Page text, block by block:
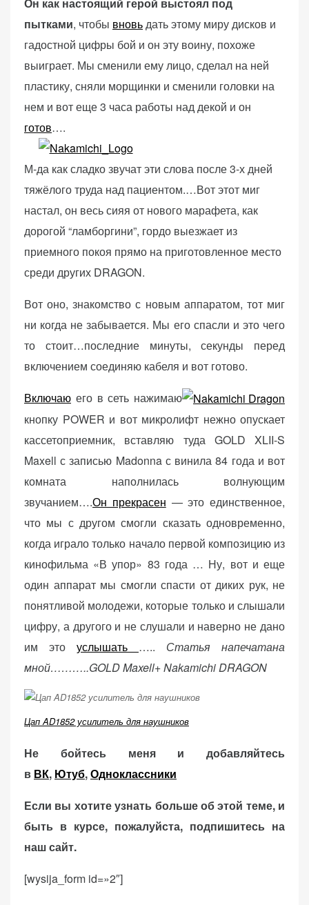
пытками, чтобы вновь дать этому миру дисков и
гадостной цифры бой и он эту воину, похоже
выиграет. Мы сменили ему лицо, сделал на ней
пластику, сняли морщинки и сменили головки на
нем и вот еще 3 часа работы над декой и он
готов….
М-да как сладко звучат эти слова после 3-х дней
тяжёлого труда над пациентом.…Вот этот миг
настал, он весь сияя от нового марафета, как
дорогой “ламборгини”, гордо выезжает из
приемного покоя прямо на приготовленное место
среди других DRAGON.
Вот оно, знакомство с новым аппаратом, тот миг
ни когда не забывается. Мы его спасли и это чего
то стоит…последние минуты, секунды перед
включением соединяю кабеля и вот готово.
Включаю его в сеть нажимаю
кнопку POWER и вот микролифт нежно опускает
кассетоприемник, вставляю туда GOLD XLII-S
Maxell с записью Madonna с винила 84 года и вот
комната наполнилась волнующим
звучанием….Он прекрасен — это единственное,
что мы с другом смогли сказать одновременно,
когда играло только начало первой композицию из
кинофильма «В упор» 83 года … Ну, вот и еще
один аппарат мы смогли спасти от диких рук, не
понятливой молодежи, которые только и слышали
цифру, а другого и не слушали и наверно не дано
им это услышать ….. Статья напечатана
мной………..GOLD Maxell+ Nakamichi DRAGON
Цап AD1852 усилитель для наушников
Не бойтесь меня и добавляйтесь
в ВК, Ютуб,Одноклассники
Если вы хотите узнать больше об этой теме, и
быть в курсе, пожалуйста, подпишитесь на
наш сайт.
[wysija_form id=»2″]